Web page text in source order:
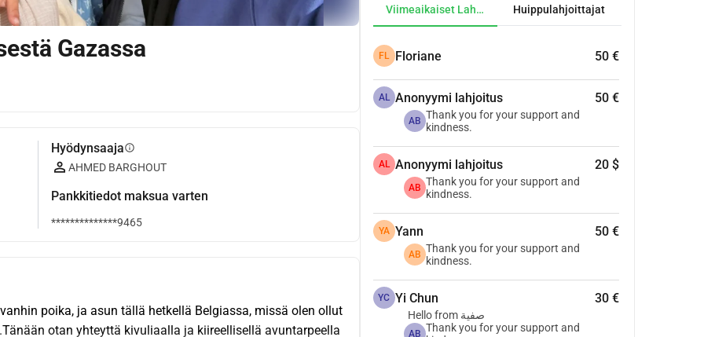
Gazassa
Hyödynsaajainfo
AHMED BARGHOUT
Pankkitiedot maksua varten
**************9465
poika, ja asun tällä hetkellä Belgiassa, missä olen ollut
otan yhteyttä kivuliaalla ja kiireellisellä avuntarpeella
Viimeaikaiset LahjoituksetHuippulahjoittajat
FL Floriane 50 €
AL Anonyymi lahjoitus 50 €
AB Thank you for your support and
kindness.
AL Anonyymi lahjoitus 20 $
AB Thank you for your support and
kindness.
YA Yann 50 €
AB Thank you for your support and
kindness.
YC Yi Chun 30 €
Hello from صفية
AB Thank you for your support and